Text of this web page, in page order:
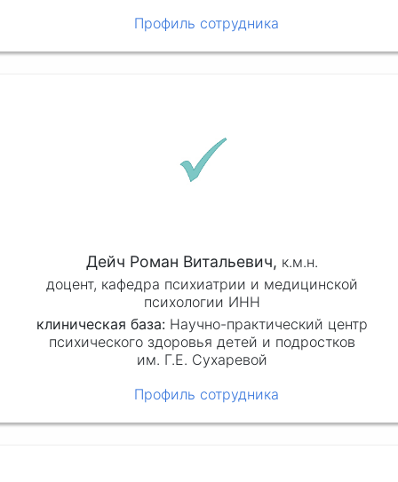
Профиль сотрудника
Дейч Роман Витальевич, к.м.н.
доцент, кафедра психиатрии и медицинской
психологии ИНН
клиническая база: Научно-практический центр
психического здоровья детей и подростков
им. Г.Е. Сухаревой
Профиль сотрудника